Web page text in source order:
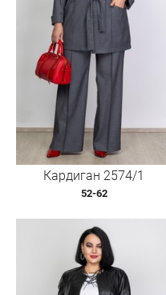
Кардиган 2574/1
52-62